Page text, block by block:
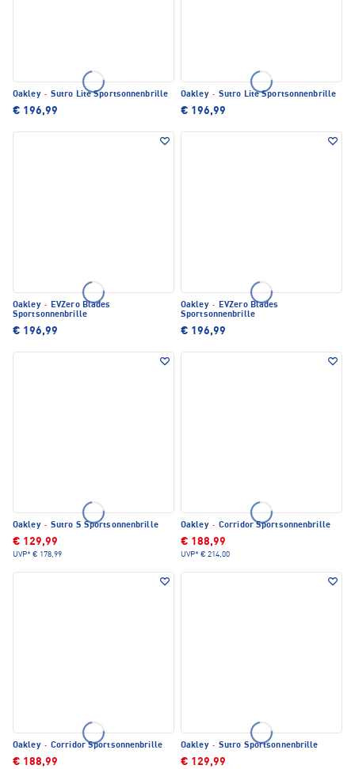
Oakley · Sutro Lite Sportsonnenbrille
€ 196,99
Oakley · Sutro Lite Sportsonnenbrille
€ 196,99
Oakley · EVZero Blades
Sportsonnenbrille
€ 196,99
Oakley · EVZero Blades
Sportsonnenbrille
€ 196,99
Oakley · Sutro S Sportsonnenbrille
€ 129,99
UVP* € 178,99
Oakley · Corridor Sportsonnenbrille
€ 188,99
UVP* € 214,00
Oakley · Corridor Sportsonnenbrille
€ 188,99
Oakley · Sutro Sportsonnenbrille
€ 129,99